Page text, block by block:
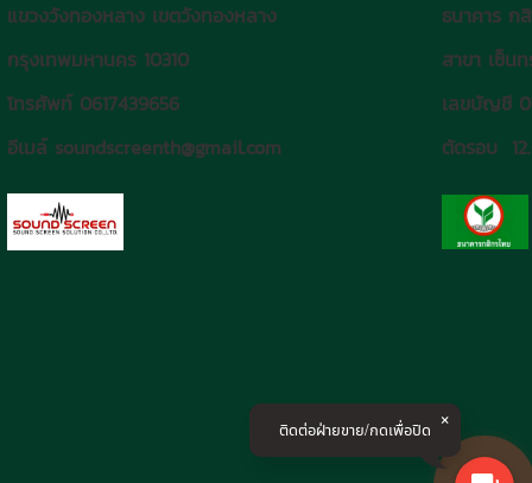
แขวงวังทองหลาง เขตวังทองหลาง
กรุงเทพมหานคร 10310
โทรศัพท์ 0617439656
อีเมล์ soundscreenth@gmail.com
ธนาคาร ก
สาขา เซ็
เลขบัญชี
ตัดรอบ
ติดต่อฝ่ายขาย/กดเพื่อปิด